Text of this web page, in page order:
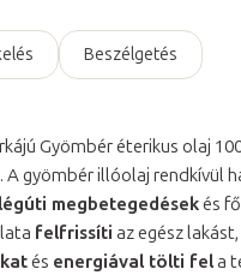
Beszélgetés
Gyömbér éterikus olaj
gyömbér illóolaj rendkívül
megbetegedésekés
felfrissíti az egész lakást,
és energiával tölti fela